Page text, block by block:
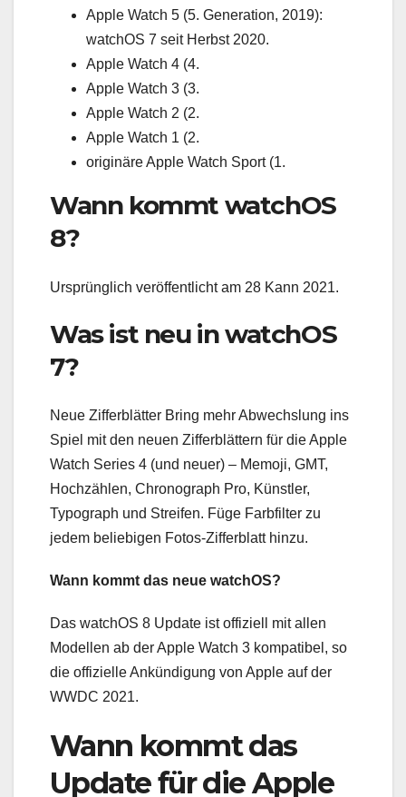
Apple Watch 5 (5. Generation, 2019):
watchOS 7 seit Herbst 2020.
Apple Watch 4 (4.
Apple Watch 3 (3.
Apple Watch 2 (2.
Apple Watch 1 (2.
originäre Apple Watch Sport (1.
Wann kommt watchOS
8?
Ursprünglich veröffentlicht am 28 Kann 2021.
Was ist neu in watchOS
7?
Neue Zifferblätter Bring mehr Abwechslung ins
Spiel mit den neuen Zifferblättern für die Apple
Watch Series 4 (und neuer) – Memoji, GMT,
Hochzählen, Chronograph Pro, Künstler,
Typograph und Streifen. Füge Farbfilter zu
jedem beliebigen Fotos-Zifferblatt hinzu.
Wann kommt das neue watchOS?
Das watchOS 8 Update ist offiziell mit allen
Modellen ab der Apple Watch 3 kompatibel, so
die offizielle Ankündigung von Apple auf der
WWDC 2021.
Wann kommt das
Update für die Apple